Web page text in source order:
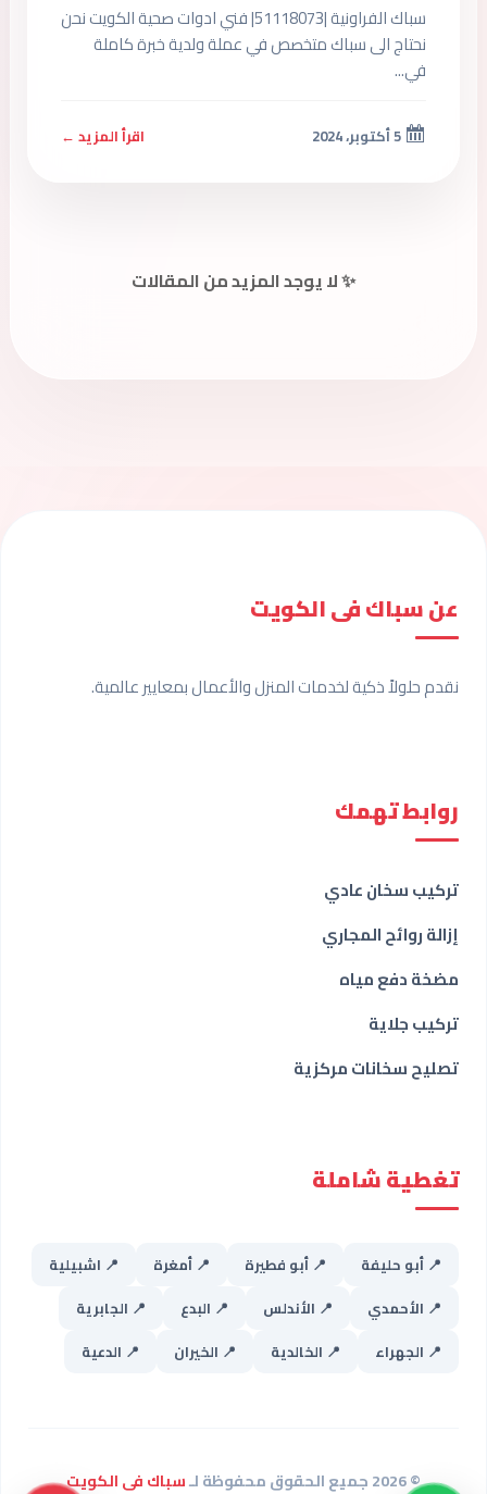
سباك الفراونية |51118073| فني ادوات صحية الكويت نحن
نحتاج الى سباك متخصص في عملة ولدية خبرة كاملة
في...
اقرأ المزيد ←
✨ لا يوجد المزيد من المقالات
عن سباك فى الكويت
نقدم حلولاً ذكية لخدمات المنزل والأعمال بمعايير عالمية.
روابط تهمك
تركيب سخان عادي
إزالة روائح المجاري
مضخة دفع مياه
تركيب جلاية
تصليح سخانات مركزية
تغطية شاملة
📍 أبو حليفة 📍 أبو فطيرة 📍 أمغرة
📍 اشبيلية
📍 الأحمدي
📍 الأندلس 📍 البدع
📍 الجابرية
📍 الجهراء
📍 الخالدية 📍 الخيران 📍 الدعية
© 2026 جميع الحقوق محفوظة لـ سباك فى الكويت